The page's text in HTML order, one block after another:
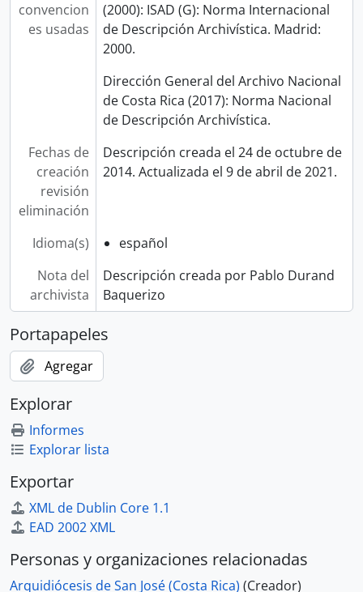
convencion
es usadas
(2000): ISAD (G): Norma Internacional
de Descripción Archivística. Madrid:
2000.
Dirección General del Archivo Nacional
de Costa Rica (2017): Norma Nacional
de Descripción Archivística.
Fechas de
creación
revisión
eliminación
Descripción creada el 24 de octubre de
2014. Actualizada el 9 de abril de 2021.
Idioma(s)
español
Nota del
archivista
Descripción creada por Pablo Durand
Baquerizo
Portapapeles
Agregar
Explorar
Informes
Explorar lista
Exportar
XML de Dublin Core 1.1
EAD 2002 XML
Personas y organizaciones relacionadas
Arquidiócesis de San José (Costa Rica) (Creador)